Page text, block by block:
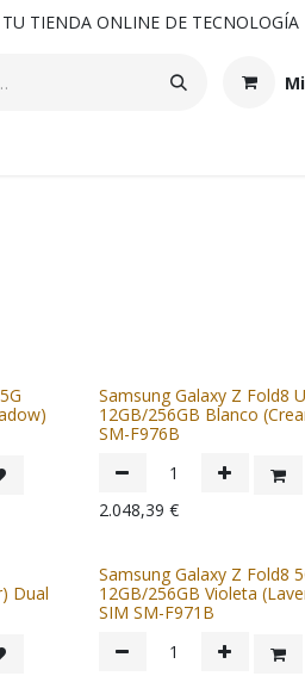
TIENDA ONLINE DE TECNOLOGÍA
Samsung Galaxy Z Fold8
12GB/256GB Blanco
SM-F976B
2.048,39 €
Dual
Samsung Galaxy Z Fold8
12GB/256GB Violeta
SIM SM-F971B